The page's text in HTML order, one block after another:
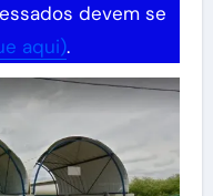
devem se
aqui).